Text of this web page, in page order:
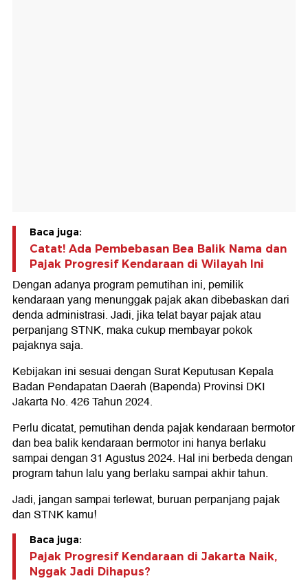
Baca juga:
Catat! Ada Pembebasan Bea Balik Nama dan
Pajak Progresif Kendaraan di Wilayah Ini
Dengan adanya program pemutihan ini, pemilik
kendaraan yang menunggak pajak akan dibebaskan dari
denda administrasi. Jadi, jika telat bayar pajak atau
perpanjang STNK, maka cukup membayar pokok
pajaknya saja.
Kebijakan ini sesuai dengan Surat Keputusan Kepala
Badan Pendapatan Daerah (Bapenda) Provinsi DKI
Jakarta No. 426 Tahun 2024.
Perlu dicatat, pemutihan denda pajak kendaraan bermotor
dan bea balik kendaraan bermotor ini hanya berlaku
sampai dengan 31 Agustus 2024. Hal ini berbeda dengan
program tahun lalu yang berlaku sampai akhir tahun.
Jadi, jangan sampai terlewat, buruan perpanjang pajak
dan STNK kamu!
Baca juga:
Pajak Progresif Kendaraan di Jakarta Naik,
Nggak Jadi Dihapus?